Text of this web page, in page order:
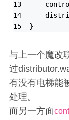
}
与上一个魔改
过
有没有电梯能
处理。
而另一方面